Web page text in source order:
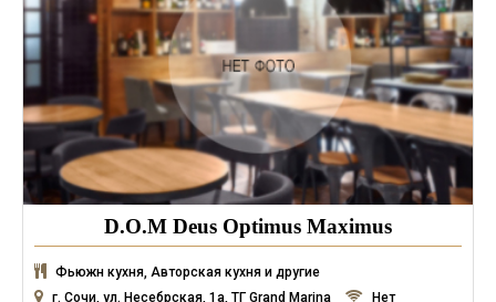
D.O.M Deus Optimus Maximus
Фьюжн кухня, Авторская кухня и другие
г. Сочи, ул. Несебрская, 1а, ТГ Grand Marina
Нет